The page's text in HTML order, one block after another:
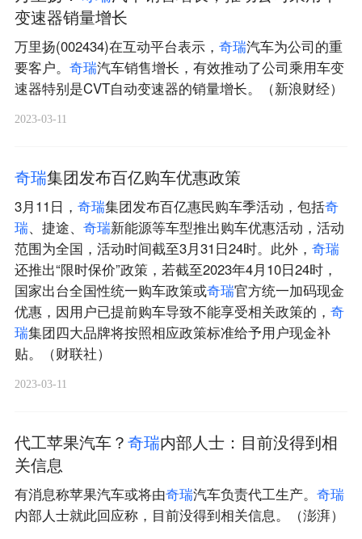
变速器销量增长
万里扬(002434)在互动平台表示， 奇瑞汽车为公司的重
要客户。 奇瑞汽车销售增长，有效推动了公司乘用车变
速器特别是CVT自动变速器的销量增长。（新浪财经）
2023-03-11
奇瑞集团发布百亿购车优惠政策
3月11日， 奇瑞集团发布百亿惠民购车季活动，包括奇
瑞、捷途、 奇瑞新能源等车型推出购车优惠活动，活动
范围为全国，活动时间截至3月31日24时。此外， 奇瑞
还推出“限时保价”政策，若截至2023年4月10日24时，
国家出台全国性统一购车政策或奇瑞官方统一加码现金
优惠，因用户已提前购车导致不能享受相关政策的， 奇
瑞集团四大品牌将按照相应政策标准给予用户现金补
贴。（财联社）
2023-03-11
代工苹果汽车？奇瑞内部人士：目前没得到相
关信息
有消息称苹果汽车或将由奇瑞汽车负责代工生产。 奇瑞
内部人士就此回应称，目前没得到相关信息。（澎湃）